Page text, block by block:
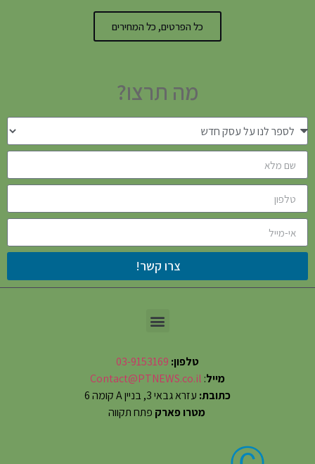
כל הפרטים, כל המחירים
מה תרצו?
צרו קשר!
טלפון: 03-9153169
מייל:
Contact@PTNEWS.co.il
כתובת: עזרא גבאי 3, בניין A קומה 6
מטרו פארק פתח תקווה